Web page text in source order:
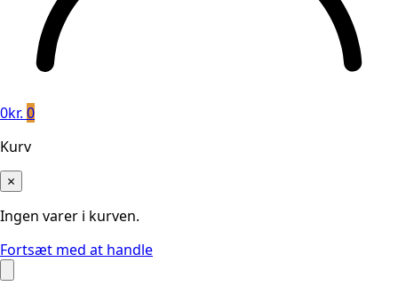
0kr. 0
Kurv
×
Ingen varer i kurven.
Fortsæt med at handle